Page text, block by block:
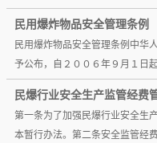
民用爆炸物品安全管理条例
民用爆炸物品安全管理条例中华
予公布，自２００６年９月１日
民爆行业安全生产监管经费
第一条为了加强民爆行业安全生
本暂行办法。第二条安全监管经